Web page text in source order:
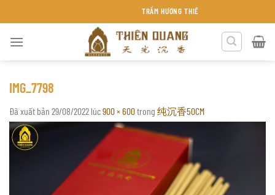
đến
TRẦM HƯƠNG THIÊN QUANG KHÁNH HÒA
IMG_7798
Đã xuất bản 29/08/2022 lúc900 × 600trong 纯沉香50CM